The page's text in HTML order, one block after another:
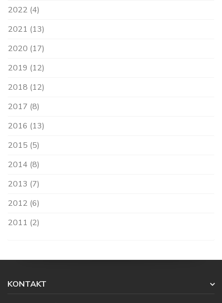
2022 (4)
2021 (13)
2020 (17)
2019 (12)
2018 (12)
2017 (8)
2016 (13)
2015 (5)
2014 (8)
2013 (7)
2012 (6)
2011 (2)
KONTAKT